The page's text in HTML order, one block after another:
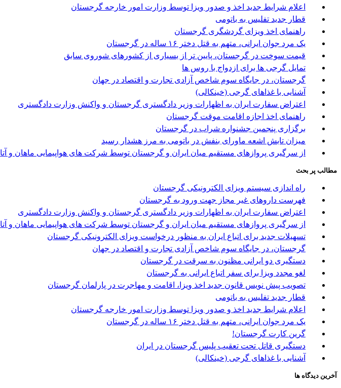
اعلام شرایط جدید اخذ و صدور ویزا توسط وزارت امور خارجه گرجستان
قطار جدید تفلیس به باتومی
راهنمای اخذ ویزای گردشگری گرجستان
یک مرد جوان ایرانی، متهم به قتل دختر ۱۶ ساله در گرجستان
قیمت سوخت در گرجستان، پایین تر از بسیاری از کشورهای شوروی سابق
تمایل گرجی ها برای ازدواج با روس ها
گرجستان، در جایگاه سوم شاخص آزادی تجارت و اقتصاد در جهان
آشنایی با غذاهای گرجی (خینکالی)
اعتراض سفارت ایران به اظهارات وزیر دادگستری گرجستان و واکنش وزارت دادگستری
راهنمای اخذ اجازه اقامت موقت گرجستان
برگزاری پنجمین جشنواره شراب در گرجستان
میزان تابش اشعه ماورای بنفش در باتومی به مرز هشدار رسید
از سرگیری پروازهای مستقیم میان ایران و گرجستان توسط شرکت های هواپیمایی ماهان و آتا
مطالب پر بحث
راه اندازی سیستم ویزای الکترونیکی گرجستان
فهرست داروهای غیر مجاز جهت ورود به گرجستان
اعتراض سفارت ایران به اظهارات وزیر دادگستری گرجستان و واکنش وزارت دادگستری
از سرگیری پروازهای مستقیم میان ایران و گرجستان توسط شرکت های هواپیمایی ماهان و آتا
تسهیلات جدید برای اتباع ایران به منظور درخواست ویزای الکترونیکی گرجستان
گرجستان، در جایگاه سوم شاخص آزادی تجارت و اقتصاد در جهان
دستگیری دو ایرانی مظنون به سرقت در گرجستان
لغو مجدد ویزا برای سفر اتباع ایرانی به گرجستان
تصویب پیش نویس قانون جدید اخذ ویزا، اقامت و مهاجرت در پارلمان گرجستان
قطار جدید تفلیس به باتومی
اعلام شرایط جدید اخذ و صدور ویزا توسط وزارت امور خارجه گرجستان
یک مرد جوان ایرانی، متهم به قتل دختر ۱۶ ساله در گرجستان
گرین کارت گرجستان!
دستگیری قاتل تحت تعقیب پلیس گرجستان در ایران
آشنایی با غذاهای گرجی (خینکالی)
آخرین دیدگاه ها